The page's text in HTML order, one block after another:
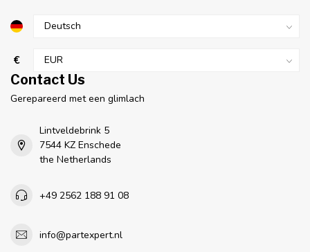
€
Contact Us
Gerepareerd met een glimlach
Lintveldebrink 5
7544 KZ Enschede
the Netherlands
+49 2562 188 91 08
info@partexpert.nl